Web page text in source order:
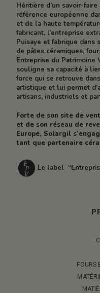
Héritière d’un savoir-
référence européenne
et de la haute
fabricant, l’entreprise
Puisaye et fabrique dans
de pâtes céramiques,
Entreprise du Patrimoine
souligne sa capacité à
force qui se retrouve
artistique et lui permet
artisans, industriels et
Forte de son site de
et de son réseau de
Europe, Solargil
tant que partenaire
Le label
FOURS